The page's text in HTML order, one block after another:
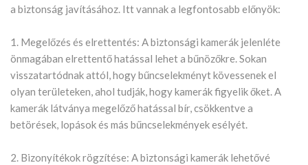
a biztonság javításához. Itt vannak a legfontosabb előnyök:
1. Megelőzés és elrettentés: A biztonsági kamerák jelenléte
önmagában elrettentő hatással lehet a bűnözőkre. Sokan
visszatartódnak attól, hogy bűncselekményt kövessenek el
olyan területeken, ahol tudják, hogy kamerák figyelik őket. A
kamerák látványa megelőző hatással bír, csökkentve a
betörések, lopások és más bűncselekmények esélyét.
2. Bizonyítékok rögzítése: A biztonsági kamerák lehetővé